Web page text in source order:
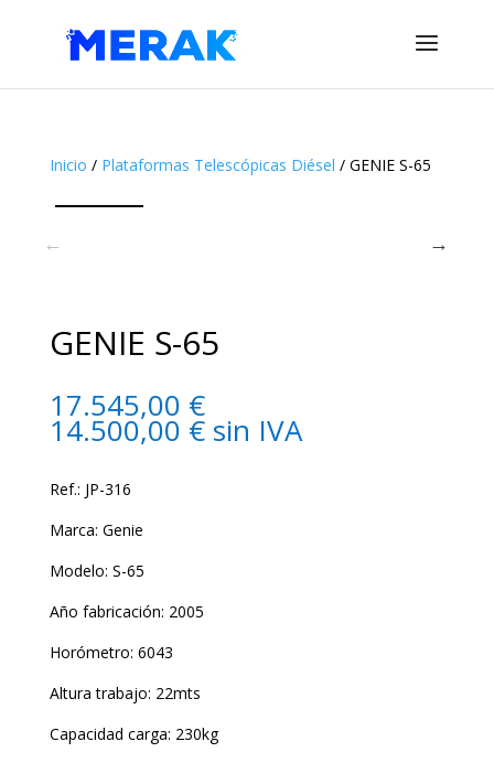
Inicio / Plataformas Telescópicas Diésel / GENIE S-65
GENIE S-65
17.545,00 €
14.500,00 € sin IVA
Ref.: JP-316
Marca: Genie
Modelo: S-65
Año fabricación: 2005
Horómetro: 6043
Altura trabajo: 22mts
Capacidad carga: 230kg